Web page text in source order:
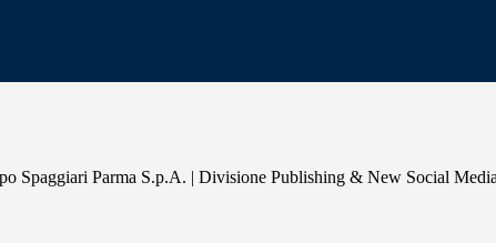
Spaggiari Parma S.p.A. | Divisione Publishing & New Social